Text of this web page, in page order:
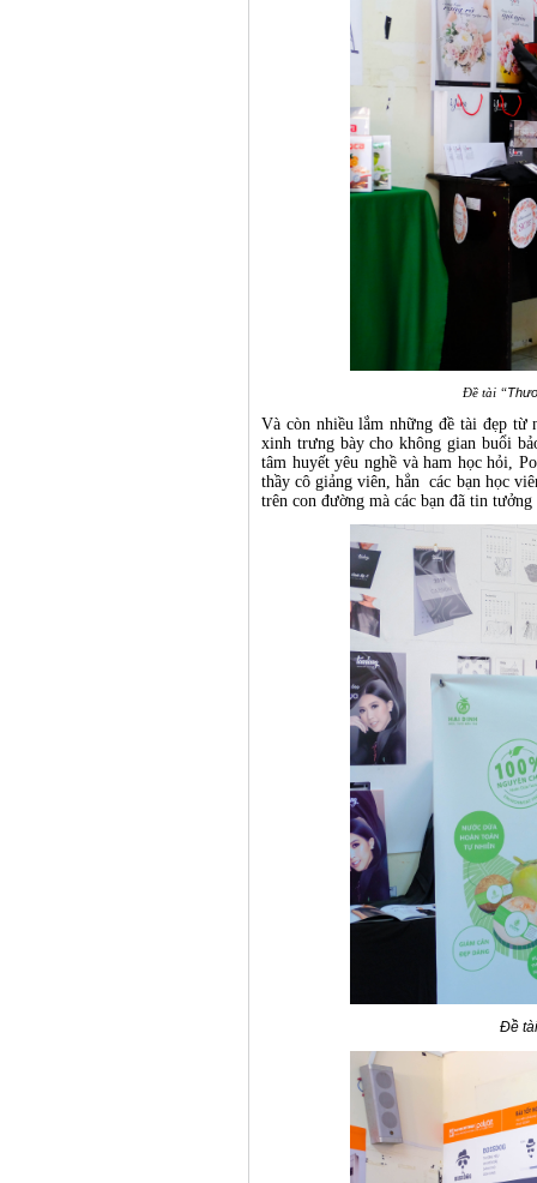
Đề tài “
Và còn nhiều lắm những đề tài đẹp từ
xinh trưng bày cho không gian buổi
tâm huyết yêu nghề và ham học hỏi,
thầy cô giảng viên, hẳn các bạn học
trên con đường mà các bạn đã tin
Đề tài